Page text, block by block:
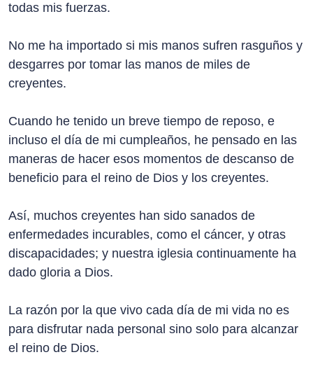
todas mis fuerzas.
No me ha importado si mis manos sufren rasguños y
desgarres por tomar las manos de miles de
creyentes.
Cuando he tenido un breve tiempo de reposo, e
incluso el día de mi cumpleaños, he pensado en las
maneras de hacer esos momentos de descanso de
beneficio para el reino de Dios y los creyentes.
Así, muchos creyentes han sido sanados de
enfermedades incurables, como el cáncer, y otras
discapacidades; y nuestra iglesia continuamente ha
dado gloria a Dios.
La razón por la que vivo cada día de mi vida no es
para disfrutar nada personal sino solo para alcanzar
el reino de Dios.